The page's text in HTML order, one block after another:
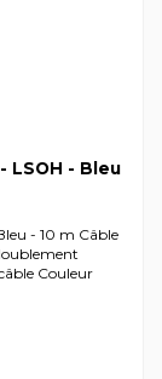
LSOH - Bleu
- 10 m Câble
Couleur